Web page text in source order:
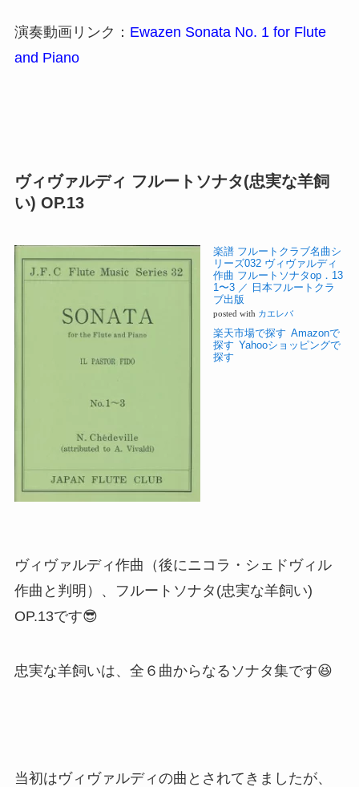
演奏動画リンク： Ewazen Sonata No. 1 for Flute
and Piano
ヴィヴァルディ フルートソナタ(忠実な羊飼
い) OP.13
楽譜 フルートクラブ名曲シ
リーズ032 ヴィヴァルディ
作曲 フルートソナタop．13
1〜3 ／ 日本フルートクラ
ブ出版
posted with カエレバ
楽天市場で探す Amazonで
探す Yahooショッピングで
探す
ヴィヴァルディ作曲（後にニコラ・シェドヴィル
作曲と判明）、フルートソナタ(忠実な羊飼い)
OP.13です😎
忠実な羊飼いは、全６曲からなるソナタ集です😆
当初はヴィヴァルディの曲とされてきましたが、